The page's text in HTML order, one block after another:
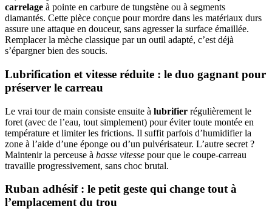
carrelage à pointe en carbure de tungstène ou à segments
diamantés. Cette pièce conçue pour mordre dans les matériaux durs
assure une attaque en douceur, sans agresser la surface émaillée.
Remplacer la mèche classique par un outil adapté, c’est déjà
s’épargner bien des soucis.
Lubrification et vitesse réduite : le duo gagnant pour
préserver le carreau
Le vrai tour de main consiste ensuite à lubrifier régulièrement le
foret (avec de l’eau, tout simplement) pour éviter toute montée en
température et limiter les frictions. Il suffit parfois d’humidifier la
zone à l’aide d’une éponge ou d’un pulvérisateur. L’autre secret ?
Maintenir la perceuse à basse vitesse pour que le coupe-carreau
travaille progressivement, sans choc brutal.
Ruban adhésif : le petit geste qui change tout à
l’emplacement du trou